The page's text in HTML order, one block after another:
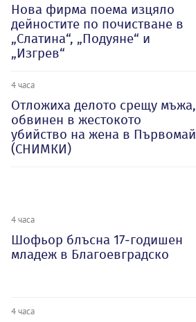
Нова фирма поема изцяло
дейностите по почистване в
„Слатина“, „Подуяне“ и
„Изгрев“
4 часа
Отложиха делото срещу мъжа,
обвинен в жестокото
убийство на жена в Първомай
(СНИМКИ)
4 часа
Шофьор блъсна 17-годишен
младеж в Благоевградско
4 часа